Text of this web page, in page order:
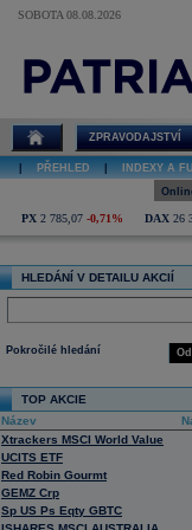
SOBOTA 08.08.2026
ČEZ online
ZPRAVODAJSTVÍ
PŘEHLED INDEXY A
PX 2 785,07 -0,71% DAX 26
HLEDÁNÍ V DETAILU AKCIÍ
Pokročilé hledání
TOP AKCIE
Název
Xtrackers MSCI World Value
UCITS ETF
Red Robin Gourmt
GEMZ Crp
Sp US Ps Eqty GBTC